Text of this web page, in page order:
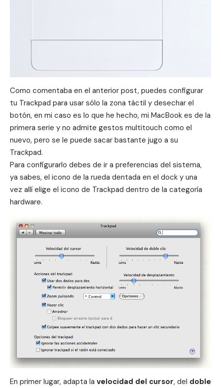
Como comentaba en el anterior post, puedes configurar
tu Trackpad para usar sólo la zona táctil y desechar el
botón, en mi caso es lo que he hecho, mi MacBook es de la
primera serie y no admite gestos multitouch como el
nuevo, pero se le puede sacar bastante jugo a su
Trackpad.
Para configurarlo debes de ir a preferencias del sistema,
ya sabes, el icono de la rueda dentada en el dock y una
vez allí elige el icono de Trackpad dentro de la categoría
hardware.
En primer lugar, adapta la velocidad del cursor, del doble